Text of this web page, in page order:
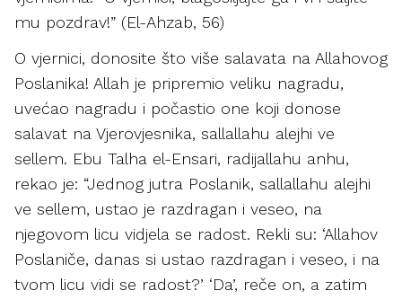
mu pozdrav!” (El-Ahzab, 56)
O vjernici, donosite što više salavata na Allahovog
Poslanika! Allah je pripremio veliku nagradu,
uvećao nagradu i počastio one koji donose
salavat na Vjerovjesnika, sallallahu alejhi ve
sellem. Ebu Talha el-Ensari, radijallahu anhu,
rekao je: “Jednog jutra Poslanik, sallallahu alejhi
ve sellem, ustao je razdragan i veseo, na
njegovom licu vidjela se radost. Rekli su: ‘Allahov
Poslaniče, danas si ustao razdragan i veseo, i na
tvom licu vidi se radost?’ ‘Da’, reče on, a zatim